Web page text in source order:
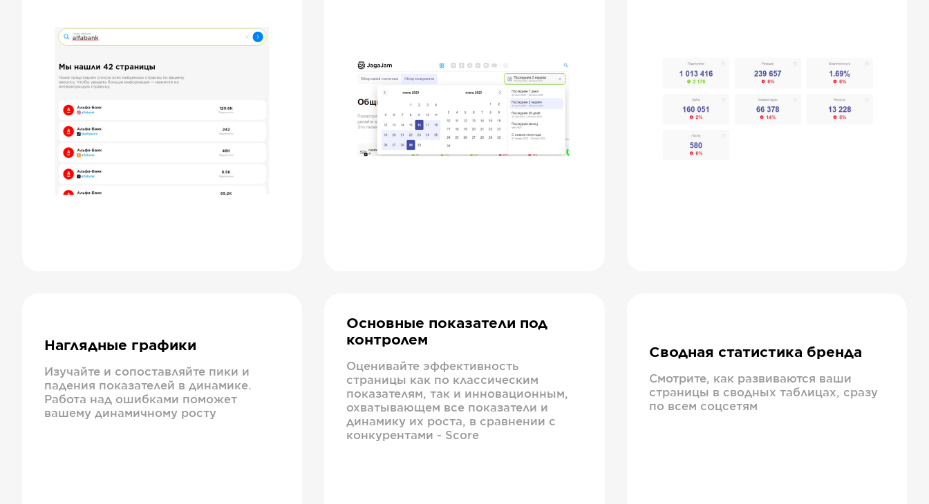
Наглядные графики
Изучайте и сопоставляйте пики и
падения показателей в динамике.
Работа над ошибками поможет
вашему динамичному росту
Основные показатели под
контролем
Оценивайте эффективность
страницы как по классическим
показателям, так и инновационным,
охватывающем все показатели и
динамику их роста, в сравнении с
конкурентами - Score
Сводная статистика бренда
Смотрите, как развиваются ваши
страницы в сводных таблицах, сразу
по всем соцсетям